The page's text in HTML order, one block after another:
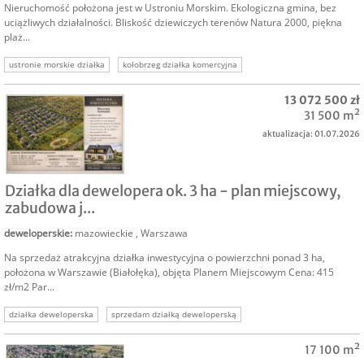
Nieruchomość położona jest w Ustroniu Morskim. Ekologiczna gmina, bez
uciążliwych działalności. Bliskość dziewiczych terenów Natura 2000, piękna
plaż...
ustronie morskie działka
kołobrzeg działka komercyjna
komercyjna nad morzem
działka dla dewelopera
działka pod apartamentowiec
Działka dla dewelopera ok. 3 ha - plan miejscowy,
zabudowa j...
deweloperskie: mazowieckie , Warszawa
Na sprzedaż atrakcyjna działka inwestycyjna o powierzchni ponad 3 ha,
położona w Warszawie (Białołęka), objęta Planem Miejscowym Cena: 415
zł/m2 Par...
działka deweloperska
sprzedam działką deweloperską
sprzedam grunt deweloperski
działka deweloperska warszawa
warszawa działki deweloperskie
13 072 500 zł
31 500 m²
aktualizacja: 01.07.2026
17 100 m²